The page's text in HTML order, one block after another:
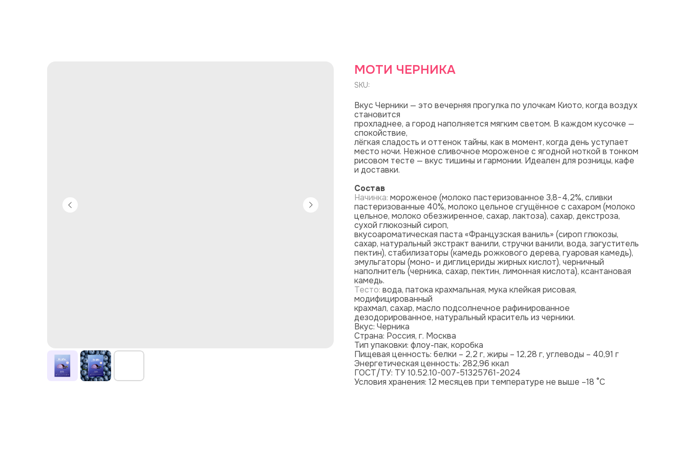
МОТИ ЧЕРНИКА
SKU:
Вкус Черники — это вечерняя прогулка по улочкам Киото, когда воздух
становится
прохладнее, а город наполняется мягким светом. В каждом кусочке —
спокойствие,
лёгкая сладость и оттенок тайны, как в момент, когда день уступает
место ночи. Нежное сливочное мороженое с ягодной ноткой в тонком
рисовом тесте — вкус тишины и гармонии. Идеален для розницы, кафе
и доставки.
Состав
Начинка: мороженое (молоко пастеризованное 3,8−4,2%, сливки
пастеризованные 40%, молоко цельное сгущённое с сахаром (молоко
цельное, молоко обезжиренное, сахар, лактоза), сахар, декстроза,
сухой глюкозный сироп,
вкусоароматическая паста «Французская ваниль» (сироп глюкозы,
сахар, натуральный экстракт ванили, стручки ванили, вода, загуститель
пектин), стабилизаторы (камедь рожкового дерева, гуаровая камедь),
эмульгаторы (моно- и диглицериды жирных кислот), черничный
наполнитель (черника, сахар, пектин, лимонная кислота), ксантановая
камедь.
Тесто: вода, патока крахмальная, мука клейкая рисовая,
модифицированный
крахмал, сахар, масло подсолнечное рафинированное
дезодорированное, натуральный краситель из черники.
Вкус: Черника
Страна: Россия, г. Москва
Тип упаковки: флоу-пак, коробка
Пищевая ценность: белки – 2,2 г, жиры – 12,28 г, углеводы – 40,91 г
Энергетическая ценность: 282,96 ккал
ГОСТ/ТУ: ТУ 10.52.10-007-51325761-2024
Условия хранения: 12 месяцев при температуре не выше –18 °C